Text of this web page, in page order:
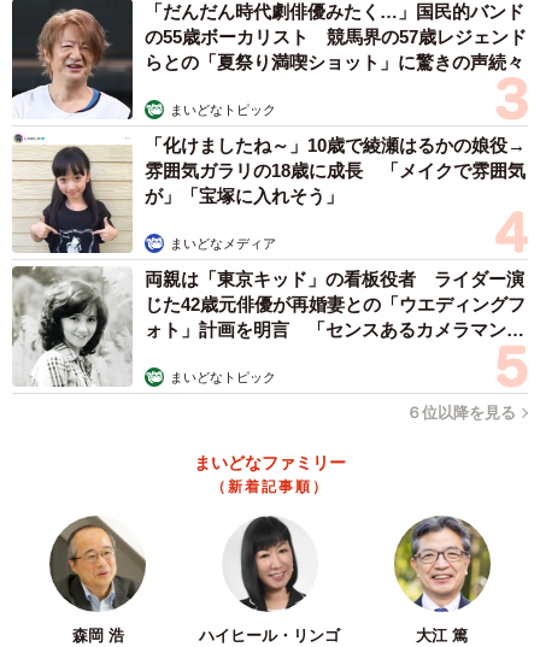
4/8
（ボンクレ台湾さん提供）
ーー初めて台湾のサイゼを利用したのは？
ボンクレ台湾：10年以上台湾を往来してますが、いつも長
蛇のため2023年8月お盆休暇の夜遅い時間にサイゼリヤ初
訪問を果たしました。印象は内装もほぼ日本と変わらずき
れいで明るく、接客も瓶ビールをうやうやしく両手で持っ
「だんだん時代劇俳優みたく…」国民的バンド
の55歳ボーカリスト 競馬界の57歳レジェンド
らとの「夏祭り満喫ショット」に驚きの声続々
まいどなトピック
「化けましたね～」10歳で綾瀬はるかの娘役→
雰囲気ガラリの18歳に成長 「メイクで雰囲気
が」「宝塚に入れそう」
まいどなメディア
両親は「東京キッド」の看板役者 ライダー演
じた42歳元俳優が再婚妻との「ウエディングフ
ォト」計画を明言 「センスあるカメラマン求
まいどなトピック
６位以降を見る
まいどなファミリー
（新着記事順）
森岡 浩 ハイヒール・リンゴ 大江 篤